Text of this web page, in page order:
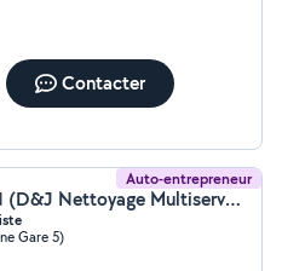
Contacter
Auto-entrepreneur
Jacques DESTIN (D&J Nettoyage Multiservices)
Gare 5)